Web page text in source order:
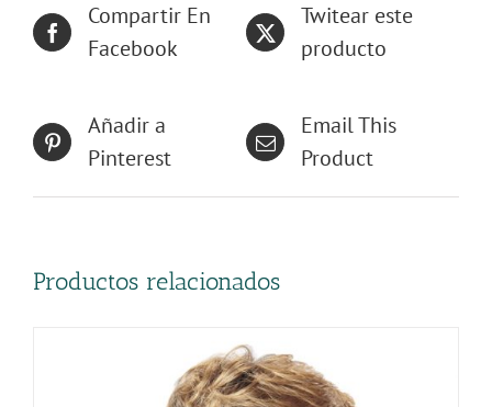
Compartir En
Facebook
Twitear este
producto
Añadir a
Pinterest
Email This
Product
Productos relacionados